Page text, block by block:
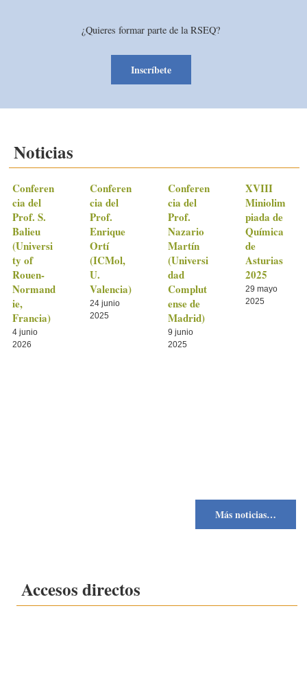
¿Quieres formar parte de la RSEQ?
Inscríbete
Noticias
Conferen
cia del
Prof. S.
Balieu
(Universi
ty of
Rouen-
Normand
ie,
Francia)
4 junio
2026
Conferen
cia del
Prof.
Enrique
Ortí
(ICMol,
U.
Valencia)
24 junio
2025
Conferen
cia del
Prof.
Nazario
Martín
(Universi
dad
Complut
ense de
Madrid)
9 junio
2025
XVIII
Miniolim
piada de
Química
de
Asturias
2025
29 mayo
2025
Más noticias…
Accesos directos